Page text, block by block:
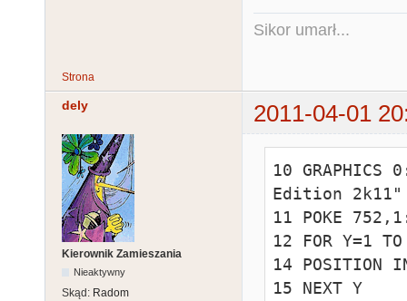
Sikor umarł...
Strona
dely 2011-04-01
Kierownik Zamieszania
Nieaktywny
Skąd: Radom
10
Edition 2k11"
11 POKE
12 FOR Y=1
14 POSITION
15 NEXT Y